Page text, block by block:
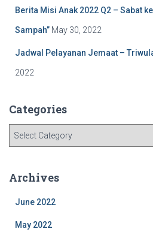
Berita Misi Anak 2022 Q2 – Sabat
Sampah” May 30, 2022
Jadwal Pelayanan Jemaat –
2022
Categories
gArchives
June 2022
May 2022